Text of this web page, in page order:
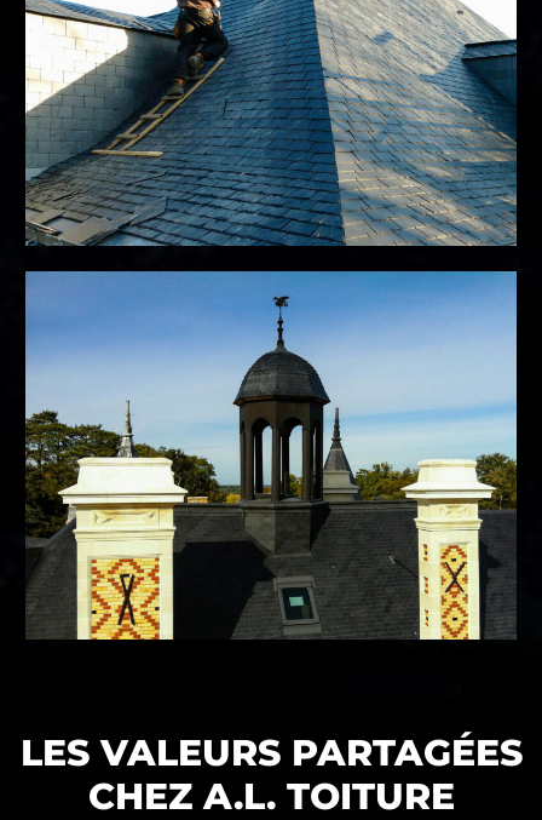
LES VALEURS PARTAGÉES
CHEZ A.L. TOITURE